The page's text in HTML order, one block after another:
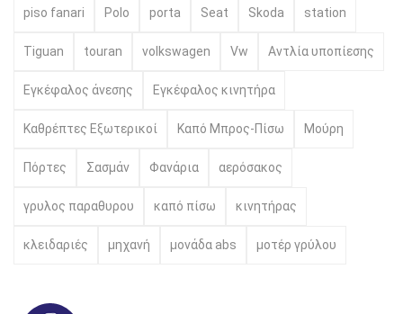
piso fanari Polo porta Seat Skoda station
Tiguan touran volkswagen Vw Αντλία υποπίεσης
Εγκέφαλος άνεσης Εγκέφαλος κινητήρα
Καθρέπτες Εξωτερικοί Καπό Μπρος-Πίσω Μούρη
Πόρτες Σασμάν Φανάρια αερόσακος
γρυλος παραθυρου καπό πίσω κινητήρας
κλειδαριές μηχανή μονάδα abs μοτέρ γρύλου